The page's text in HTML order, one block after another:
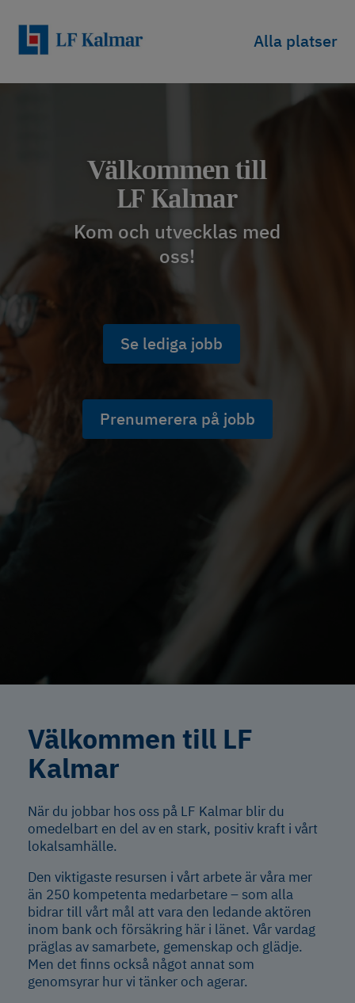
Alla platser
Välkommen till
LF Kalmar
Kom och utvecklas med
oss!
Se lediga jobb
Prenumerera på jobb
Välkommen till LF
Kalmar
När du jobbar hos oss på LF Kalmar blir du
omedelbart en del av en stark, positiv kraft i vårt
lokalsamhälle.
Den viktigaste resursen i vårt arbete är våra mer
än 250 kompetenta medarbetare – som alla
bidrar till vårt mål att vara den ledande aktören
inom bank och försäkring här i länet. Vår vardag
präglas av samarbete, gemenskap och glädje.
Men det finns också något annat som
genomsyrar hur vi tänker och agerar.